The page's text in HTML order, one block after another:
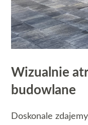
Wizualnie
budowlane
Doskonale